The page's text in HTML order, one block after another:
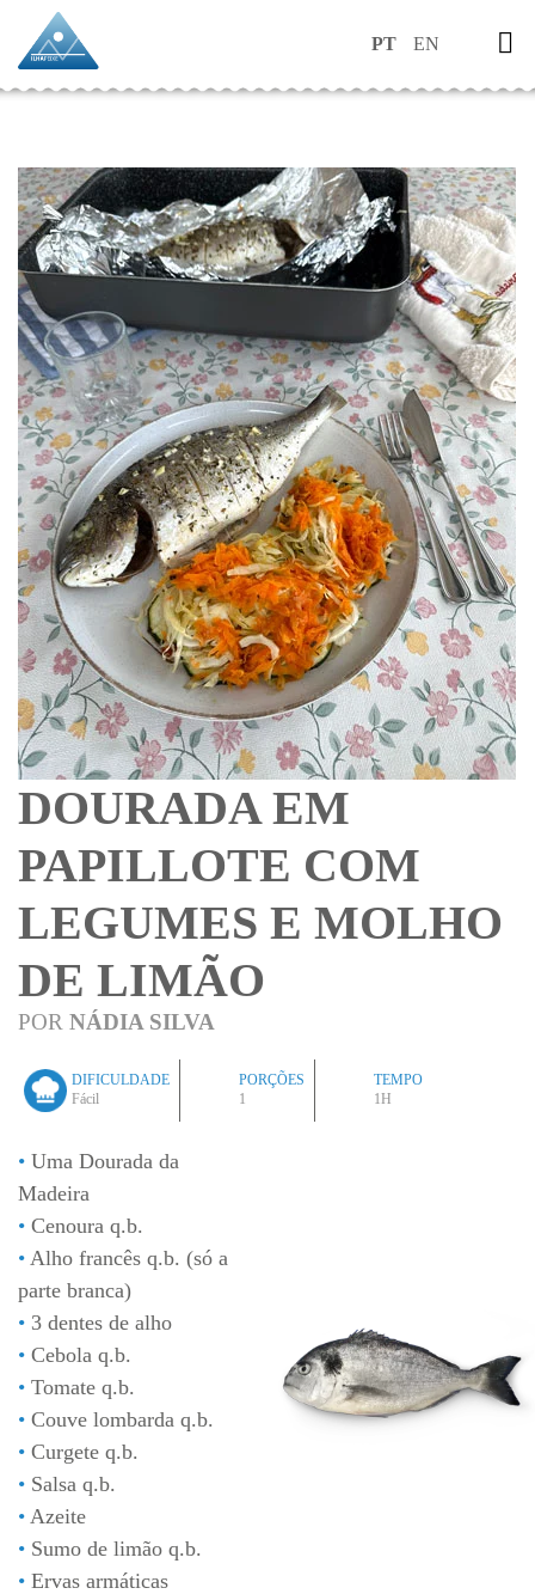
PT EN
DOURADA EM
PAPILLOTE COM
LEGUMES E MOLHO
DE LIMÃO
POR NÁDIA SILVA
DIFICULDADE
Fácil
PORÇÕES
1
TEMPO
1H
Uma Dourada da
Madeira
Cenoura q.b.
Alho francês q.b. (só a
parte branca)
3 dentes de alho
Cebola q.b.
Tomate q.b.
Couve lombarda q.b.
Curgete q.b.
Salsa q.b.
Azeite
Sumo de limão q.b.
Ervas armáticas